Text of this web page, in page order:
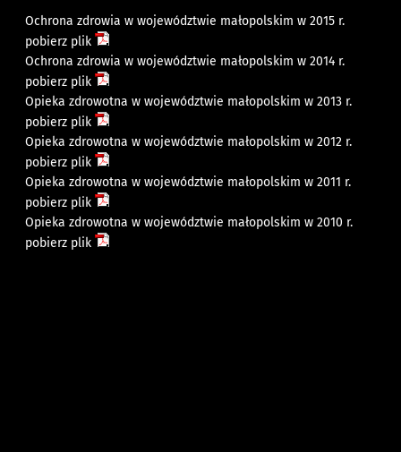
Ochrona zdrowia w województwie małopolskim w 2015 r.
pobierz plik
Ochrona zdrowia w województwie małopolskim w 2014 r.
pobierz plik
Opieka zdrowotna w województwie małopolskim w 2013 r.
pobierz plik
Opieka zdrowotna w województwie małopolskim w 2012 r.
pobierz plik
Opieka zdrowotna w województwie małopolskim w 2011 r.
pobierz plik
Opieka zdrowotna w województwie małopolskim w 2010 r.
pobierz plik